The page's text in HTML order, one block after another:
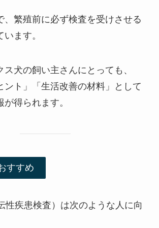
、繁殖前に必ず検査を受けさせる
ます。
犬の飼い主さんにとっても、
ント」「生活改善の材料」として
得られます。
すすめ
性疾患検査）は次のような人に向